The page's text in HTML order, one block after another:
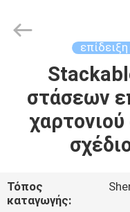
ΠΡΟΪΌΝΤΑ
ΕΜΦΆΝΙΣΗ
VR
Company
στάσεων
Τόπος
καταγωγής: